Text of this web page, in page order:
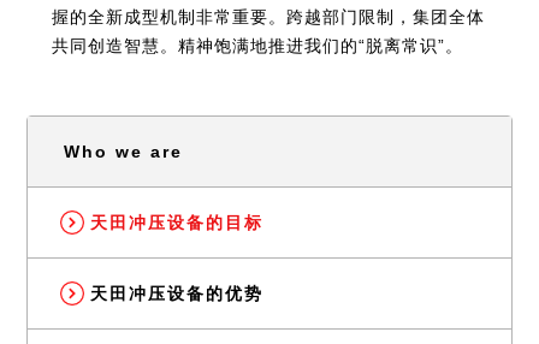
握的全新成型机制非常重要。跨越部门限制，集团全体
共同创造智慧。精神饱满地推进我们的“脱离常识”。
Who we are
天田冲压设备的目标
天田冲压设备的优势